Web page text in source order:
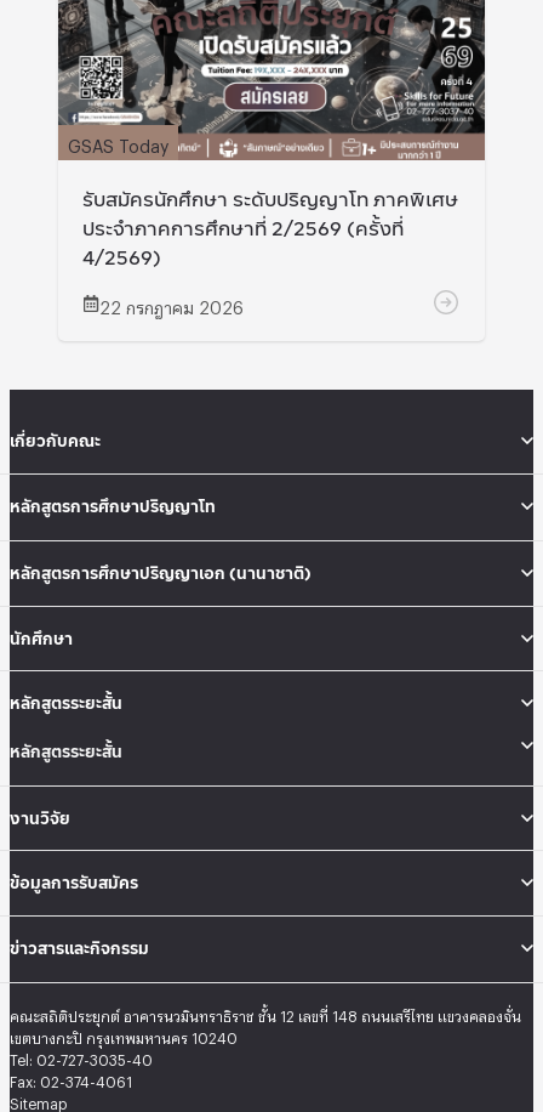
GSAS Today
รับสมัครนักศึกษา ระดับปริญญาโท ภาคพิเศษ
ประจำภาคการศึกษาที่ 2/2569 (ครั้งที่
4/2569)
22 กรกฎาคม 2026
เกี่ยวกับคณะ
หลักสูตรการศึกษาปริญญาโท
หลักสูตรการศึกษาปริญญาเอก (นานาชาติ)
นักศึกษา
หลักสูตรระยะสั้น
หลักสูตรระยะสั้น
งานวิจัย
ข้อมูลการรับสมัคร
ข่าวสารและกิจกรรม
คณะสถิติประยุกต์ อาคารนวมินทราธิราช ชั้น 12 เลขที่ 148 ถนนเสรีไทย แขวงคลองจั่น
เขตบางกะปิ กรุงเทพมหานคร 10240
Tel: 02-727-3035-40
Fax: 02-374-4061
Sitemap